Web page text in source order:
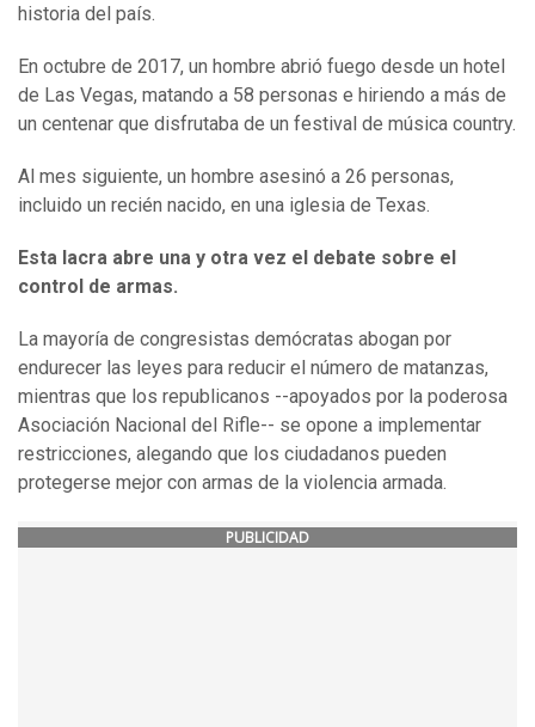
historia del país.
En octubre de 2017, un hombre abrió fuego desde un hotel
de Las Vegas, matando a 58 personas e hiriendo a más de
un centenar que disfrutaba de un festival de música country.
Al mes siguiente, un hombre asesinó a 26 personas,
incluido un recién nacido, en una iglesia de Texas.
Esta lacra abre una y otra vez el debate sobre el
control de armas.
La mayoría de congresistas demócratas abogan por
endurecer las leyes para reducir el número de matanzas,
mientras que los republicanos --apoyados por la poderosa
Asociación Nacional del Rifle-- se opone a implementar
restricciones, alegando que los ciudadanos pueden
protegerse mejor con armas de la violencia armada.
PUBLICIDAD